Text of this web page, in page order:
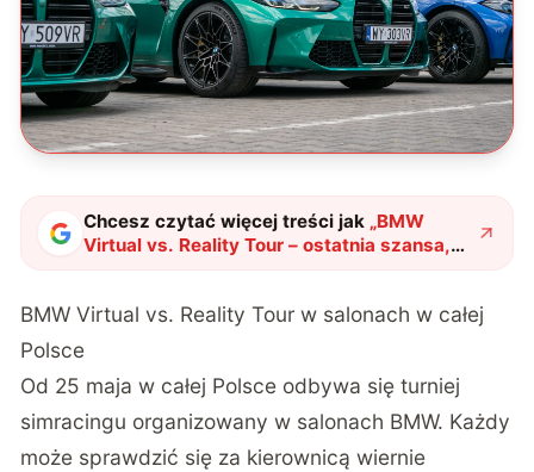
Chcesz czytać więcej treści jak „BMW
Virtual vs. Reality Tour – ostatnia szansa,
żeby się sprawdzić"?
BMW Virtual vs. Reality Tour w salonach w całej
Polsce
Od 25 maja w całej Polsce odbywa się turniej
simracingu organizowany w salonach BMW. Każdy
może sprawdzić się za kierownicą wiernie